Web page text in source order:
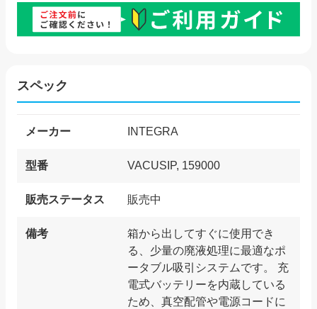
スペック
メーカー INTEGRA
型番 VACUSIP, 159000
販売ステータス 販売中
備考
箱から出してすぐに使用でき
る、少量の廃液処理に最適なポ
ータブル吸引システムです。 充
電式バッテリーを内蔵している
ため、真空配管や電源コードに